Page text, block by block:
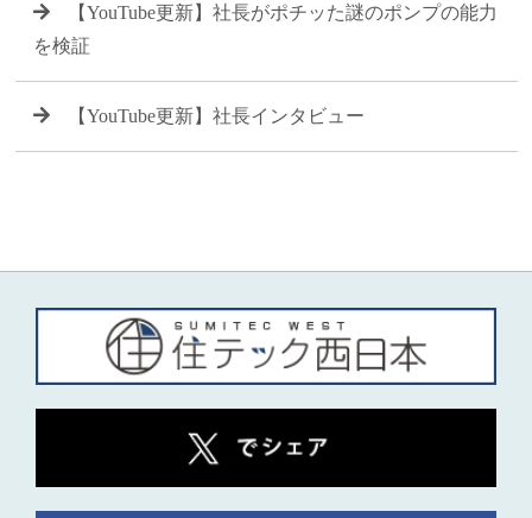
【YouTube更新】社長がポチッた謎のポンプの能力
を検証
【YouTube更新】社長インタビュー